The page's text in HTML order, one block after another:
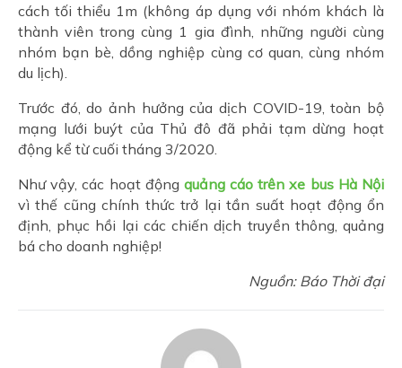
cách tối thiểu 1m (không áp dụng với nhóm khách là
thành viên trong cùng 1 gia đình, những người cùng
nhóm bạn bè, dồng nghiệp cùng cơ quan, cùng nhóm
du lịch).
Trước đó, do ảnh hưởng của dịch COVID-19, toàn bộ
mạng lưới buýt của Thủ đô đã phải tạm dừng hoạt
động kể từ cuối tháng 3/2020.
Như vậy, các hoạt động quảng cáo trên xe bus Hà Nội
vì thế cũng chính thức trở lại tần suất hoạt động ổn
định, phục hồi lại các chiến dịch truyền thông, quảng
bá cho doanh nghiệp!
Nguồn: Báo Thời đại